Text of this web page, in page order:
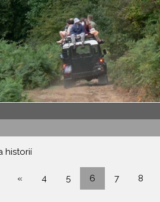
historií
« 4 5 6 7 8